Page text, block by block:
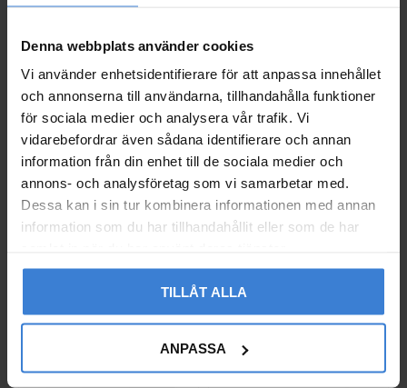
Denna webbplats använder cookies
Vi använder enhetsidentifierare för att anpassa innehållet
och annonserna till användarna, tillhandahålla funktioner
för sociala medier och analysera vår trafik. Vi
vidarebefordrar även sådana identifierare och annan
information från din enhet till de sociala medier och
annons- och analysföretag som vi samarbetar med.
Dessa kan i sin tur kombinera informationen med annan
information som du har tillhandahållit eller som de har
TILLÅT ALLA
ANPASSA
Ajax Hub 2 Plus Central
enhet Vit (4G / Wi-Fi)
14246.40.WH1
3 790KR
Lägg till i favoriter
Vägguttag Exxact 2-väg
s Infälld Jord Schneide
r
005237627